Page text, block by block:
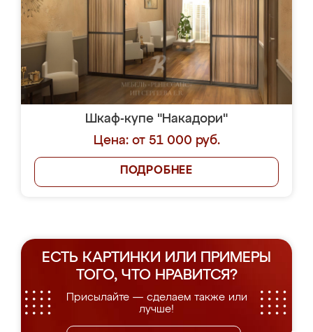
Шкаф-купе "Накадори"
Цена: от 51 000 руб.
ПОДРОБНЕЕ
ЕСТЬ КАРТИНКИ ИЛИ ПРИМЕРЫ
ТОГО, ЧТО НРАВИТСЯ?
Присылайте — сделаем также или
лучше!